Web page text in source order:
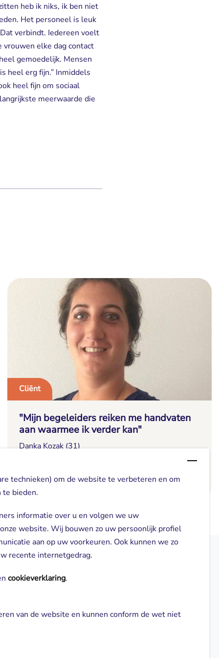
technieken) om de website te verbeteren en om
te bieden.
informatie over u en volgen we uw
website. Wij bouwen zo uw persoonlijk profiel
aan op uw voorkeuren. Ook kunnen we zo
recente internetgedrag.
cookieverklaring.
van de website en kunnen conform de wet niet
heb ik niks, ik ben niet
Het personeel is leuk
verbindt. Iedereen voelt
vrouwen elke dag contact
gemoedelijk. Mensen
heel erg fijn.” Inmiddels
heel fijn om sociaal
meerwaarde die
Cliënt
"Mijn begeleiders reiken me handvaten
aan waarmee ik verder kan"
Danka Kozak (31)
Lees meer
Locaties